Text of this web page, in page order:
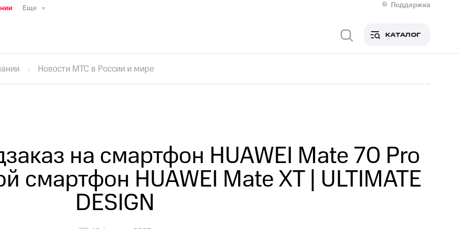
Еще
Поддержка
Медиа-центр
ИнтервьюФинансовая отчетностьКонтактыНовости в регионе
секретарьРаскрытие информации
кабинет акционераАкционерный капиталКонтроль и аудитРынок акций
КАТАЛОГ
Новости МТС в России и мире
на смартфон HUAWEI Mate 70 Pro
смартфон HUAWEI Mate XT | ULTIMATE
DESIGN